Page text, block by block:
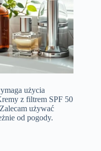
użycia
z filtrem SPF 50
używać
od pogody.